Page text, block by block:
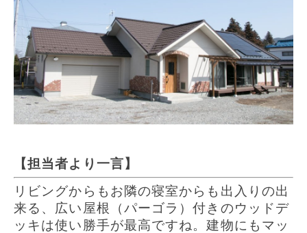
【担当者より一言】
リビングからもお隣の寝室からも出入りの出
来る、広い屋根（パーゴラ）付きのウッドデ
ッキは使い勝手が最高ですね。建物にもマッ